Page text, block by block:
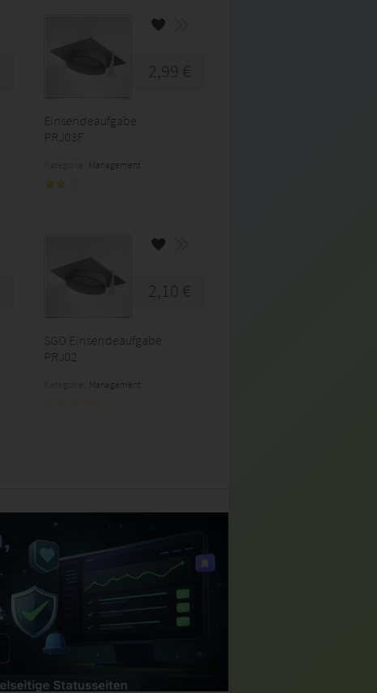
2,99 €
Einsendeaufgabe
PRJ03F
Management
2,10 €
SGD Einsendeaufgabe
PRJ02
Management